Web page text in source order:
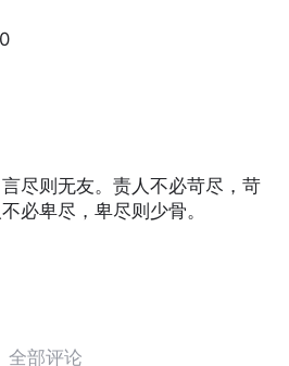
尽则无友。责人不必苛尽，苛
必卑尽，卑尽则少骨。
全部评论